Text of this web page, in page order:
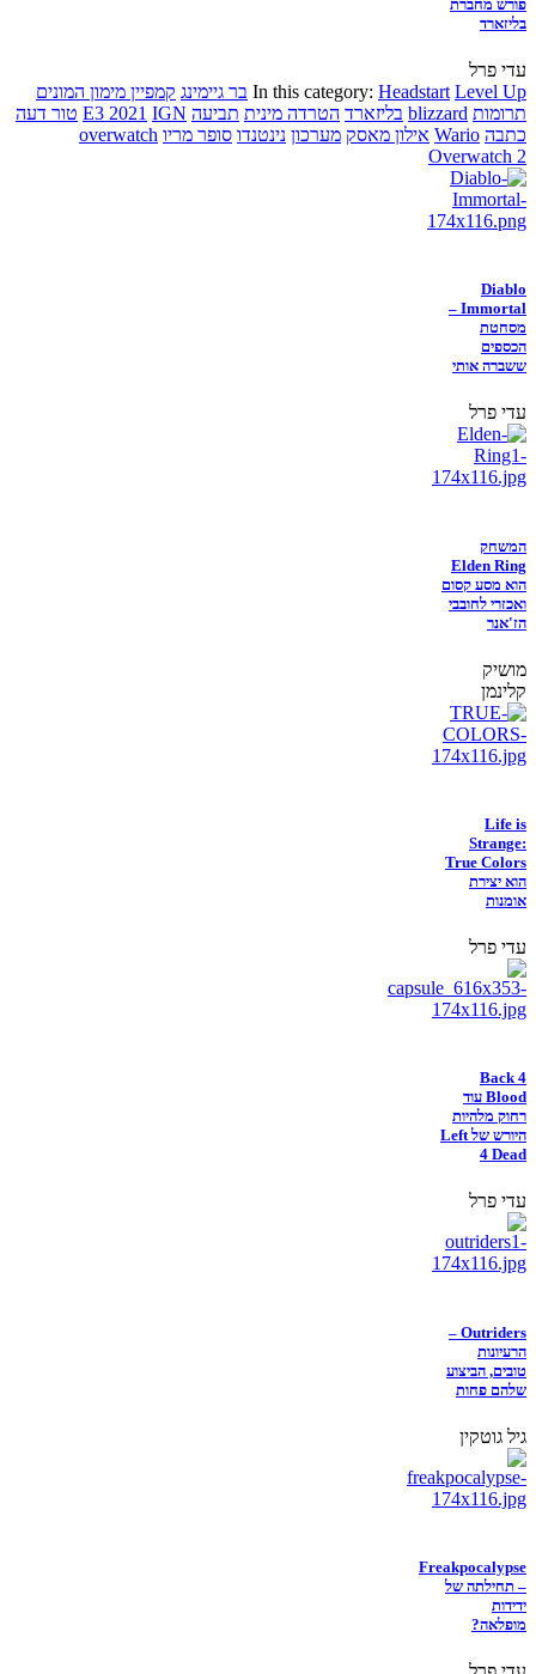
פורש מחברת
בליזארד
עדי פרל
In this category: Headstart Level Up בר גיימינג קמפיין מימון המונים
תרומות blizzard בליזארד הטרדה מינית תביעה E3 2021 IGN
טור דעה
כתבה Wario אילון מאסק מערכון נינטנדו סופר מריו overwatch
Overwatch 2
Diablo
Immortal –
מסחטת
הכספים
ששברה אותי
עדי פרל
המשחק
Elden Ring
הוא מסע קסום
ואכזרי לחובבי
הז'אנר
מושיק
קלינמן
Life is
Strange:
True Colors
הוא יצירת
אומנות
עדי פרל
Back 4
Blood עוד
רחוק מלהיות
היורש של Left
4 Dead
עדי פרל
Outriders –
הרעיונות
טובים, הביצוע
שלהם פחות
גיל גוטקין
Freakpocalypse
– תחילתה של
ידידות
מופלאה?